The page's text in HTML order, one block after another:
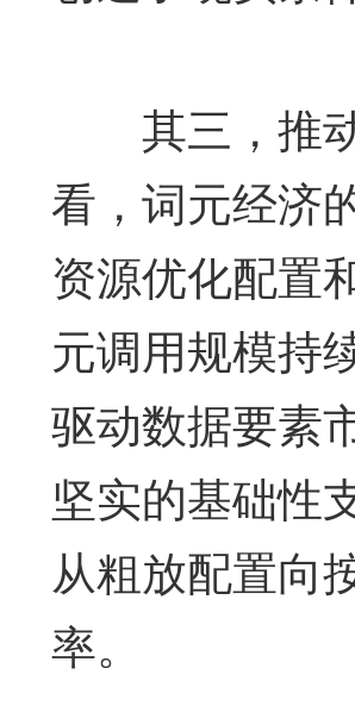
其三，推动
看，词元经济
资源优化配置
元调用规模持
驱动数据要素
坚实的基础性
从粗放配置向
率。